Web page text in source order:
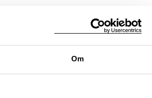
Om